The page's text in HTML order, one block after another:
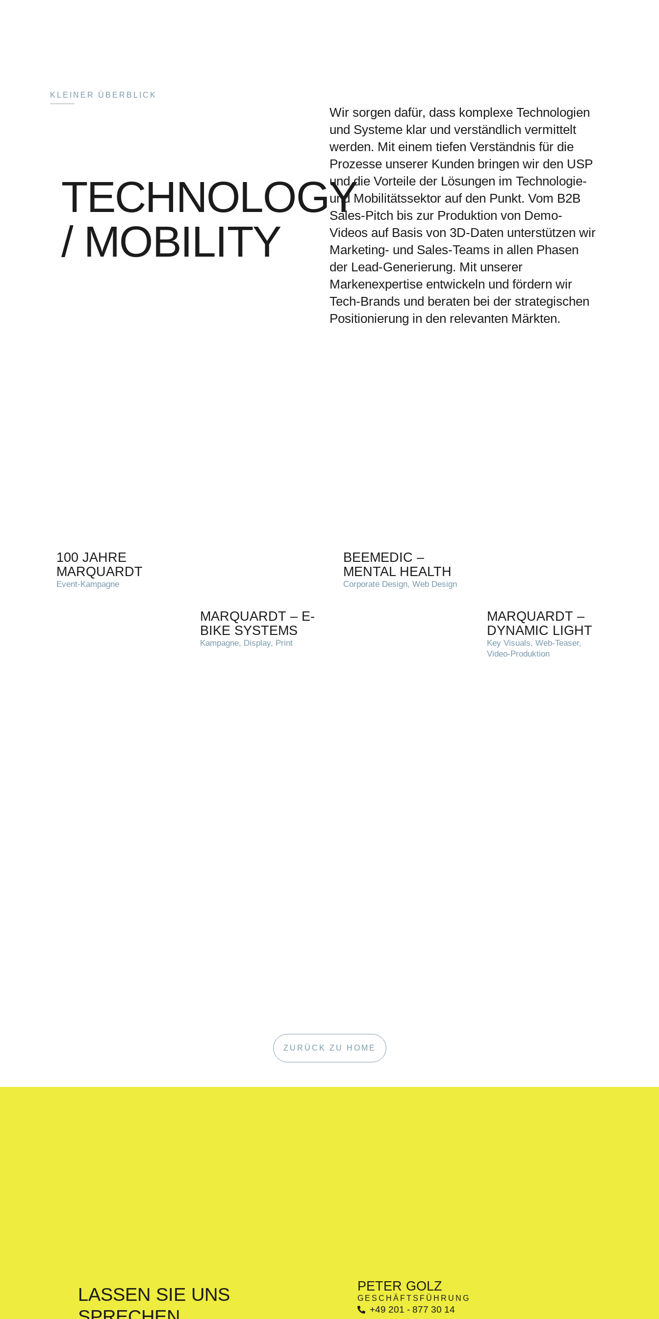
KLEINER ÜBERBLICK
TECHNOLOGY
/ MOBILITY
Wir sorgen dafür, dass komplexe Technologien
und Systeme klar und verständlich vermittelt
werden. Mit einem tiefen Verständnis für die
Prozesse unserer Kunden bringen wir den USP
und die Vorteile der Lösungen im Technologie-
und Mobilitätssektor auf den Punkt. Vom B2B
Sales-Pitch bis zur Produktion von Demo-
Videos auf Basis von 3D-Daten unterstützen wir
Marketing- und Sales-Teams in allen Phasen
der Lead-Generierung. Mit unserer
Markenexpertise entwickeln und fördern wir
Tech-Brands und beraten bei der strategischen
Positionierung in den relevanten Märkten.
100 JAHRE
MARQUARDT
Event-Kampagne
MARQUARDT – E-
BIKE SYSTEMS
Kampagne, Display, Print
BEEMEDIC –
MENTAL HEALTH
Corporate Design, Web Design
MARQUARDT –
DYNAMIC LIGHT
Key Visuals, Web-Teaser,
Video-Produktion
ZURÜCK ZU HOME
LASSEN SIE UNS
PETER GOLZ
GESCHÄFTSFÜHRUNG
+49 201 - 877 30 14